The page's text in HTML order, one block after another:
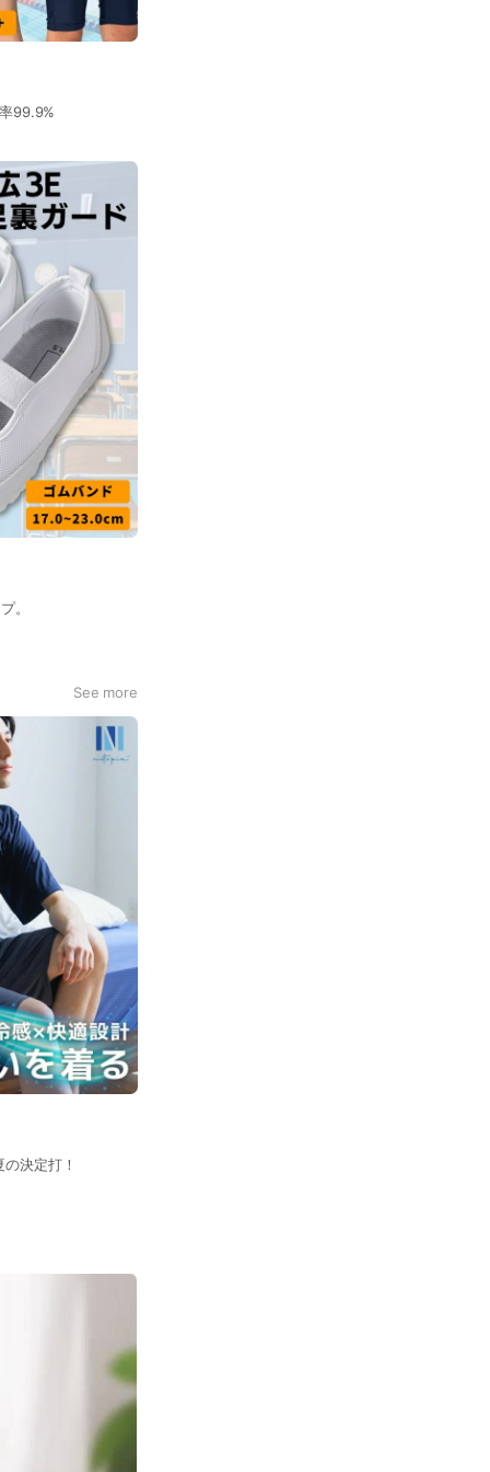
99.9%
。
See more
決定打！